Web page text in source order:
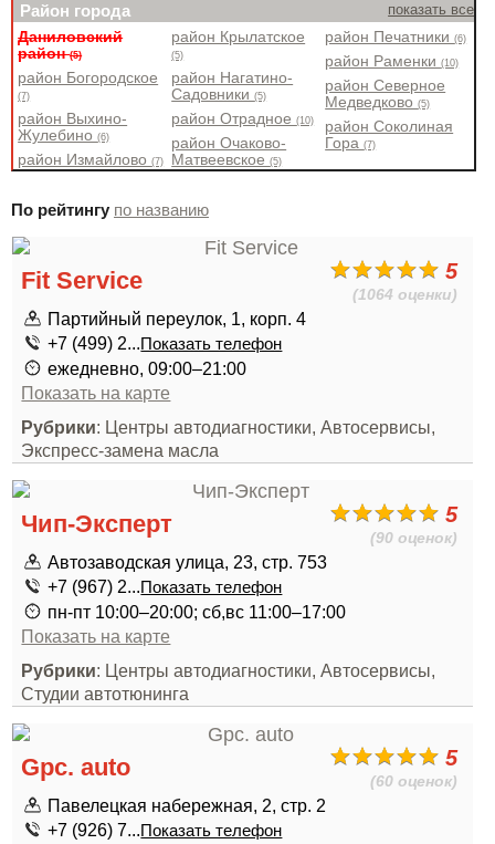
Район города показать все
Даниловский
район(5)
район Богородское
(7)
район Выхино-
Жулебино(6)
район Измайлово(7)
район Крылатское
(5)
район Нагатино-
Садовники(5)
район Отрадное(10)
район Очаково-
Матвеевское(5)
район Печатники(6)
район Раменки(10)
район Северное
Медведково(5)
район Соколиная
Гора(7)
По рейтингу по названию
5
(1064 оценки)
Fit Service
Партийный переулок, 1, корп. 4
+7 (499) 2...Показать телефон
ежедневно, 09:00–21:00
Показать на карте
Рубрики: Центры автодиагностики, Автосервисы,
Экспресс-замена масла
5
(90 оценок)
Чип-Эксперт
Автозаводская улица, 23, стр. 753
+7 (967) 2...Показать телефон
пн-пт 10:00–20:00; сб,вс 11:00–17:00
Показать на карте
Рубрики: Центры автодиагностики, Автосервисы,
Студии автотюнинга
5
(60 оценок)
Gpc. auto
Павелецкая набережная, 2, стр. 2
+7 (926) 7...Показать телефон